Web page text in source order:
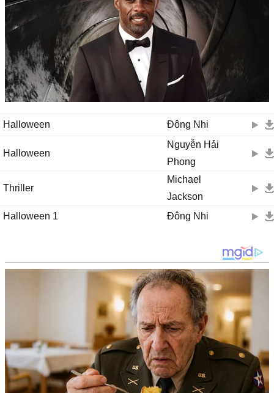
Halloween Đông Nhi
Halloween
Nguyễn Hải
Phong
Thriller
Michael
Jackson
Halloween 1
Đông Nhi